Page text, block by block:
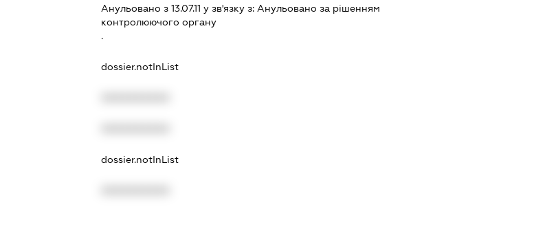
Анульовано з 13.07.11 у зв'язку з: Анульовано за рiшенням
контролюючого органу
.
dossier.notInList
dossier.notInList